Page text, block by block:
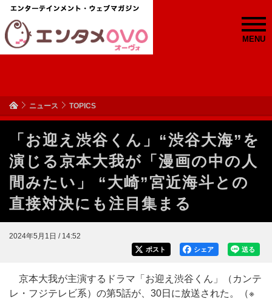
MENU
ニュース TOPICS
「お迎え渋谷くん」“渋谷大海”を
演じる京本大我が「漫画の中の人
間みたい」 “大崎”宮近海斗との
直接対決にも注目集まる
2024年5月1日 / 14:52
送る
シェア
ポスト
京本大我が主演するドラマ「お迎え渋谷くん」（カンテ
レ・フジテレビ系）の第5話が、30日に放送された。（※